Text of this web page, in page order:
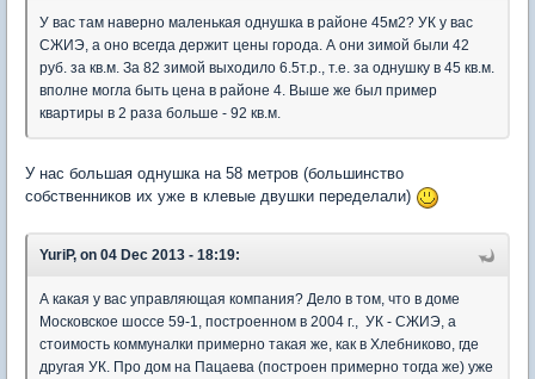
У вас там наверно маленькая однушка в районе 45м2? УК у вас
СЖИЭ, а оно всегда держит цены города. А они зимой были 42
руб. за кв.м. За 82 зимой выходило 6.5т.р., т.е. за однушку в 45 кв.м.
вполне могла быть цена в районе 4. Выше же был пример
квартиры в 2 раза больше - 92 кв.м.
У нас большая однушка на 58 метров (большинство
собственников их уже в клевые двушки переделали)
YuriP, on 04 Dec 2013 - 18:19:
А какая у вас управляющая компания? Дело в том, что в доме
Московское шоссе 59-1, построенном в 2004 г., УК - СЖИЭ, а
стоимость коммуналки примерно такая же, как в Хлебниково, где
другая УК. Про дом на Пацаева (построен примерно тогда же) уже